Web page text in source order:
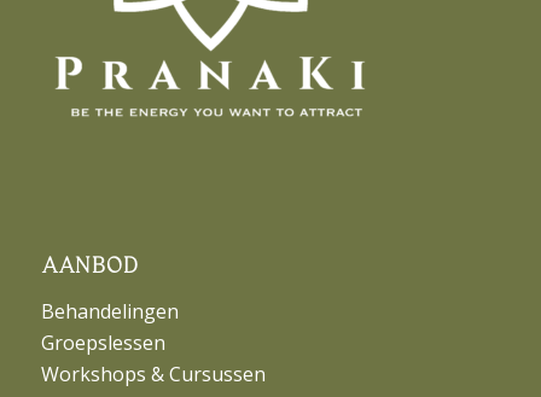
AANBOD
Behandelingen
Groepslessen
Workshops & Cursussen